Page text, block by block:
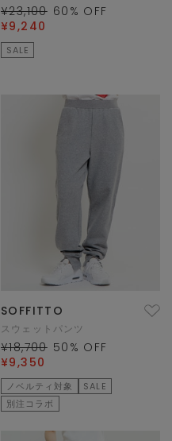
¥23,100 60 % OFF
¥9,240
SALE
SOFFITTO
スウェットパンツ
¥18,700 50 % OFF
¥9,350
ノベルティ対象
SALE
別注コラボ